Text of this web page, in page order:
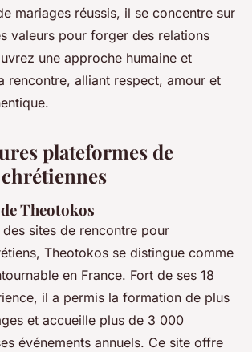
mariages réussis, il se concentre sur
valeurs pour forger des relations
une approche humaine et
rencontre, alliant respect, amour et
plateformes de
Theotokos
sites de rencontre pour
Theotokos se distingue comme
en France. Fort de ses 18
il a permis la formation de plus
et accueille plus de 3 000
événements annuels. Ce site offre